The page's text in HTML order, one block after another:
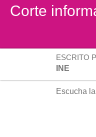
Corte
ESCRITO
INE
Escucha